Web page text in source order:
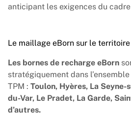
anticipant les exigences du
Le maillage eBorn sur le territoire
Les bornes de recharge eBorn
stratégiquement dans
TPM : Toulon, Hyères, La
du-Var, Le Pradet, La Garde,
d’autres.